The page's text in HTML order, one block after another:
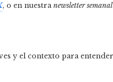
, o en nuestranewsletter semanal
y el contexto para